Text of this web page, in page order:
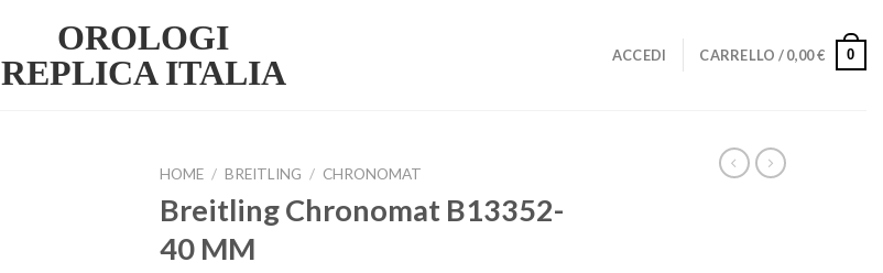
OROLOGI
REPLICA ITALIA
ACCEDI CARRELLO /0,00€ 0
HOME / BREITLING / CHRONOMAT
Breitling Chronomat B13352-
40 MM